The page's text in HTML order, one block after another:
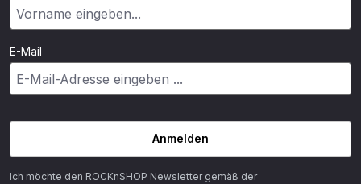
E-Mail
Anmelden
Ich möchte den ROCKnSHOP Newsletter gemäß der